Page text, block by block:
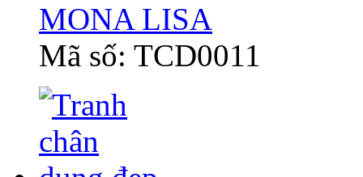
MONA LISA
Mã số: TCD0011